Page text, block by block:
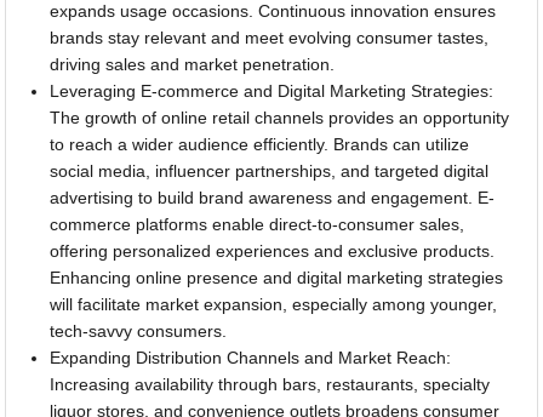
expands usage occasions. Continuous innovation ensures
brands stay relevant and meet evolving consumer tastes,
driving sales and market penetration.
Leveraging E-commerce and Digital Marketing Strategies:
The growth of online retail channels provides an opportunity
to reach a wider audience efficiently. Brands can utilize
social media, influencer partnerships, and targeted digital
advertising to build brand awareness and engagement. E-
commerce platforms enable direct-to-consumer sales,
offering personalized experiences and exclusive products.
Enhancing online presence and digital marketing strategies
will facilitate market expansion, especially among younger,
tech-savvy consumers.
Expanding Distribution Channels and Market Reach:
Increasing availability through bars, restaurants, specialty
liquor stores, and convenience outlets broadens consumer